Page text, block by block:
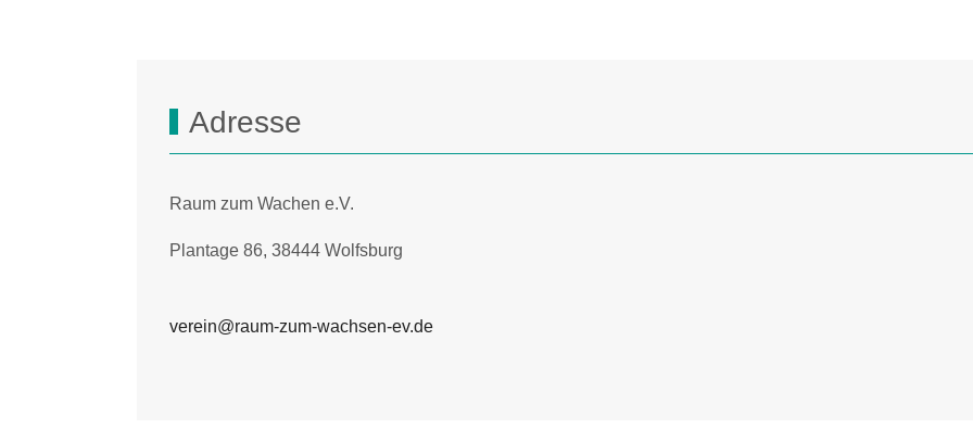
Adresse
Raum zum Wachen e.V.
Plantage 86, 38444 Wolfsburg
verein@raum-zum-wachsen-ev.de